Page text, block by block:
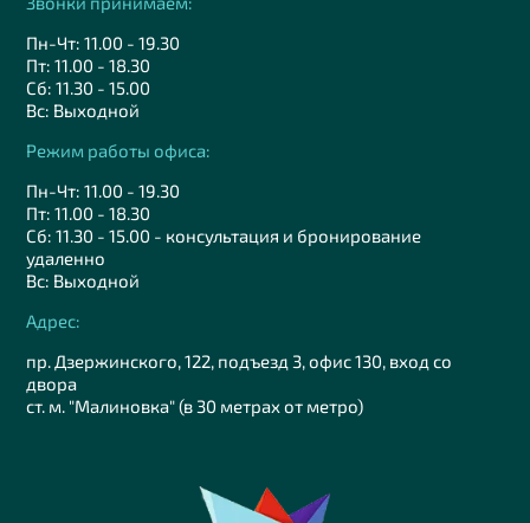
Пн-Чт: 11.00 - 19.30
Пт: 11.00 - 18.30
Сб: 11.30 - 15.00
Вс: Выходной
Режим работы офиса:
Пн-Чт: 11.00 - 19.30
Пт: 11.00 - 18.30
Сб: 11.30 - 15.00 - консультация и бронирование
удаленно
Вс: Выходной
Адрес:
пр. Дзержинского, 122, подъезд 3, офис 130, вход со
двора
ст. м. "Малиновка" (в 30 метрах от метро)